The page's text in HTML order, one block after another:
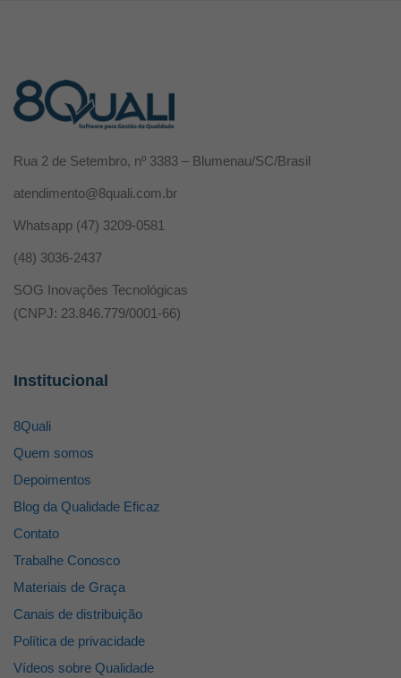
Rua 2 de Setembro, nº 3383 – Blumenau/SC/Brasil
atendimento@8quali.com.br
Whatsapp (47) 3209-0581
(48) 3036-2437
SOG Inovações Tecnológicas
(CNPJ: 23.846.779/0001-66)
Institucional
8Quali
Quem somos
Depoimentos
Blog da Qualidade Eficaz
Contato
Trabalhe Conosco
Materiais de Graça
Canais de distribuição
Política de privacidade
Vídeos sobre Qualidade